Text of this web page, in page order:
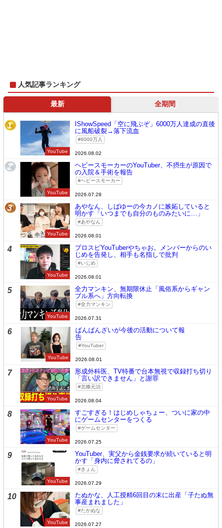
人気記事ランキング
最新 全期間
1
YouTube
IShowSpeed「空に飛ぶぞ」6000万人達成の直後
に風船破裂→落下流血
6000万人
2026.08.02
2
YouTube
ヘビースモーカーのYouTuber、不摂生が原因で
の入院＆手術を報告
ヘビースモーカー
2026.07.28
3
YouTube
あやなん、しばゆーの今カノに嫉妬していると
明かす「いつまでも自分のものみたいに…」
あやなん
2026.08.01
4
YouTube
プロスピYouTuberやちゃお。メンバーからのい
じめを告発し、相手も名指しで批判
いじめ
2026.08.01
5
YouTube
全力マンキン、無期限休止「風俗系からギャン
ブル系へ」方向転換
全力マンキン
2026.07.31
6
YouTube
ばんばんざいが今後の活動について報
告
YouTuber
2026.08.01
7
YouTube
形成外科医、TV特番で台本無視で収録打ち切り
「言い訳できません」と謝罪
北條元治
2026.08.04
8
YouTube
すごすぎる！はじめしゃちょー、ついに家の中
にゲームセンターをつくる
ゲームセンター
2026.07.25
9
YouTube
YouTuber、実父から金銭要求が続いていると明
かす「身内に脅されてるの」
きょん
2026.07.29
10
YouTube
たぬかな、人工授精6回目の末に出産「子たぬ無
事産まれました」
たかぬな
2026.07.27